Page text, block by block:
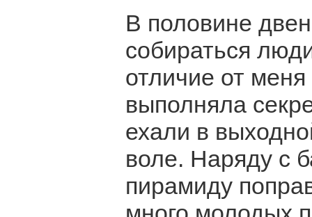
В половине
собираться
отличие от
выполняла
ехали в
воле. Наряду с
пирамиду